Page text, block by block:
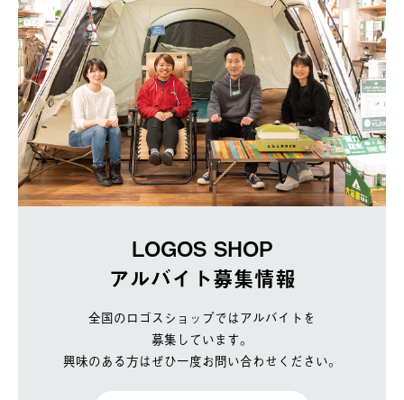
LOGOS SHOP
アルバイト募集情報
全国のロゴスショップではアルバイトを
募集しています。
興味のある方はぜひ一度お問い合わせください。